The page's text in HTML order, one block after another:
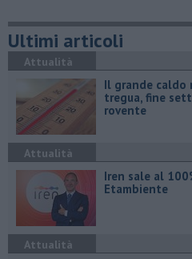
Ultimi articoli
Attualità
Il grande caldo
tregua, fine
rovente
Attualità
Iren sale al
Etambiente
Attualità